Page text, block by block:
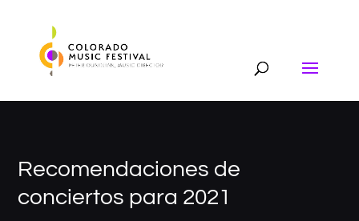
Recomendaciones de
conciertos para 2021